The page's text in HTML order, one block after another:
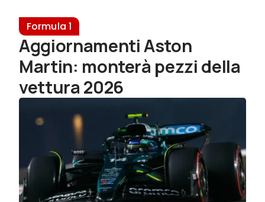
Formula 1
Aggiornamenti Aston
Martin: monterà pezzi della
vettura 2026